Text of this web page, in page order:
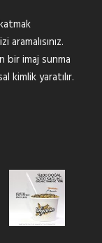
bir imaj sunma
kimlik yaratılır.